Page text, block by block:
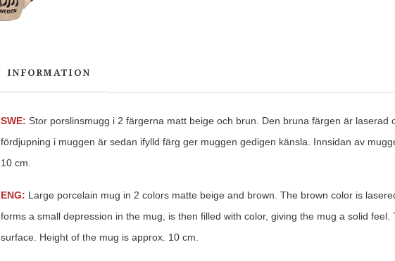
INFORMATION
SWE: Stor porslinsmugg i 2 färgerna matt beige och brun. Den bruna färgen är
fördjupning i muggen är sedan ifylld färg ger muggen gedigen känsla. Innsidan av
10 cm.
ENG: Large porcelain mug in 2 colors matte beige and brown. The brown color is
forms a small depression in the mug, is then filled with color, giving the mug a solid
surface. Height of the mug is approx. 10 cm.